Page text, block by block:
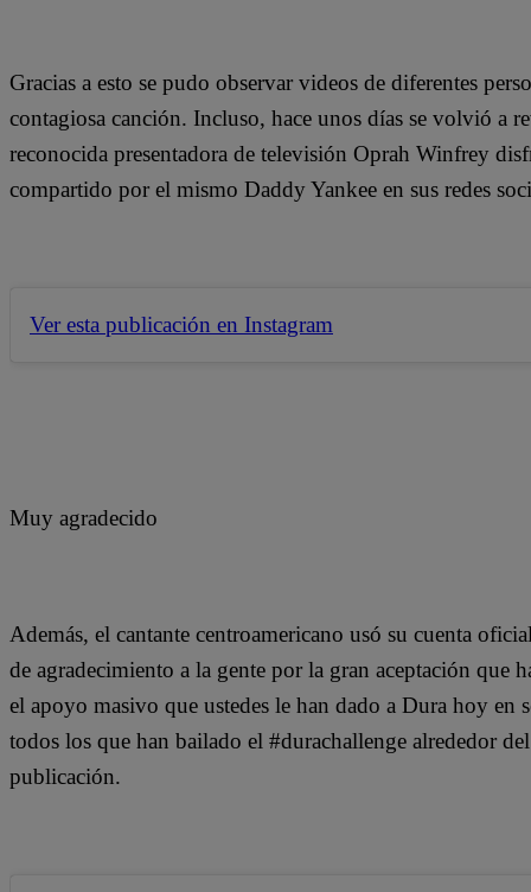
Gracias a esto se pudo observar videos de diferentes
contagiosa canción. Incluso, hace unos días se volvió a
reconocida presentadora de televisión Oprah Winfrey
compartido por el mismo Daddy Yankee en sus redes
Ver esta publicación en Instagram
Muy agradecido
Además, el cantante centroamericano usó su cuenta
de agradecimiento a la gente por la gran aceptación que
el apoyo masivo que ustedes le han dado a Dura hoy en
todos los que han bailado el #durachallenge alrededor
publicación.